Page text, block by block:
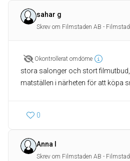
sahar g
Skrev om Filmstaden AB -
Okontrollerat omdöme
stora salonger och stort
matställen i närheten för att köpa
0
Anna I
Skrev om Filmstaden AB -